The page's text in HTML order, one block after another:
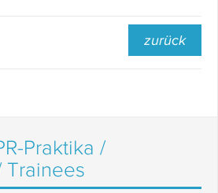
zurück
Praktika /
Trainees